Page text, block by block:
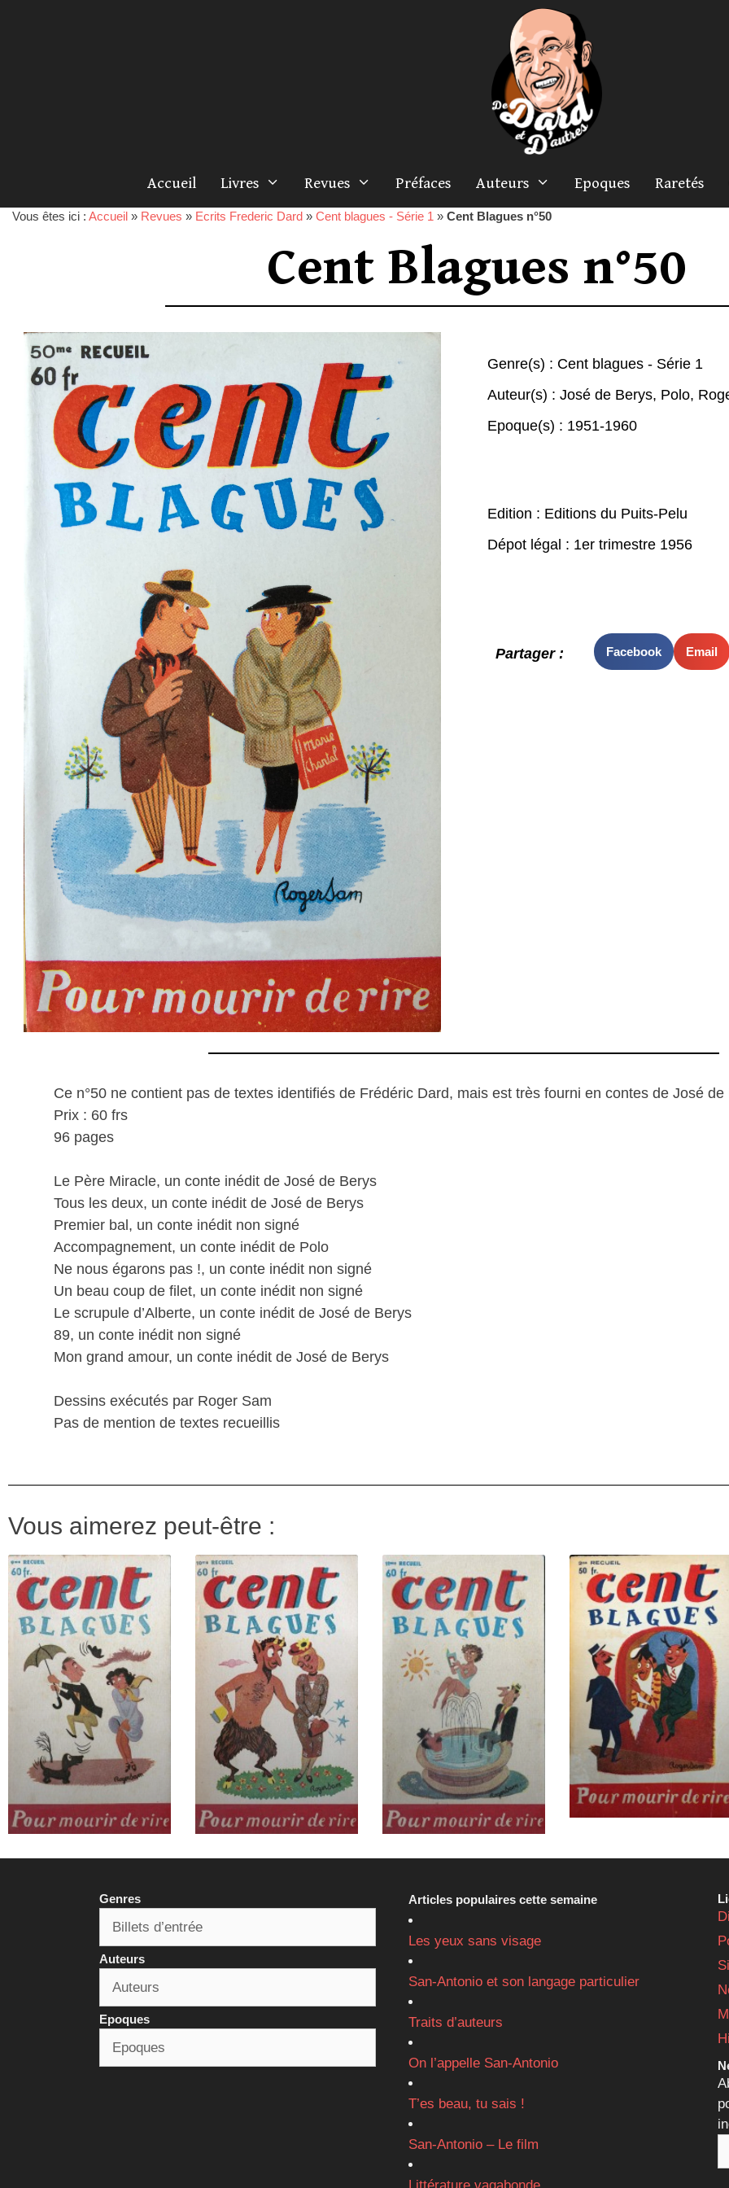
Accueil Livres Revues Préfaces Auteurs Epoques Raretés
Vous êtes ici : Accueil » Revues » Ecrits Frederic Dard » Cent blagues - Série 1 » Cent Blagues n°50
Cent Blagues n°50
Genre(s) : Cent blagues - Série 1
Auteur(s) : José de Berys, Polo,
Epoque(s) : 1951-1960
Edition : Editions du Puits-Pelu
Dépot légal : 1er trimestre 1956
Partager : Facebook Email
Ce n°50 ne contient pas de textes identifiés de Frédéric Dard, mais est très fourni en contes de José de
Prix : 60 frs
96 pages
Le Père Miracle, un conte inédit de José de Berys
Tous les deux, un conte inédit de José de Berys
Premier bal, un conte inédit non signé
Accompagnement, un conte inédit de Polo
Ne nous égarons pas !, un conte inédit non signé
Un beau coup de filet, un conte inédit non signé
Le scrupule d’Alberte, un conte inédit de José de Berys
89, un conte inédit non signé
Mon grand amour, un conte inédit de José de Berys
Dessins exécutés par Roger Sam
Pas de mention de textes recueillis
Vous aimerez peut-être :
Genres
Auteurs
Epoques
Articles populaires cette semaine
Les yeux sans visage
San-Antonio et son langage particulier
Traits d’auteurs
On l’appelle San-Antonio
T’es beau, tu sais !
San-Antonio – Le film